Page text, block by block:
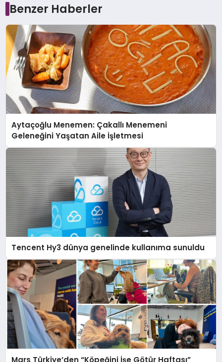
Benzer Haberler
Aytaçoğlu Menemen: Çakallı Menemeni
Geleneğini Yaşatan Aile İşletmesi
Tencent Hy3 dünya genelinde kullanıma sunuldu
Mars Türkiye’den “Köpeğini İşe Götür Haftası”